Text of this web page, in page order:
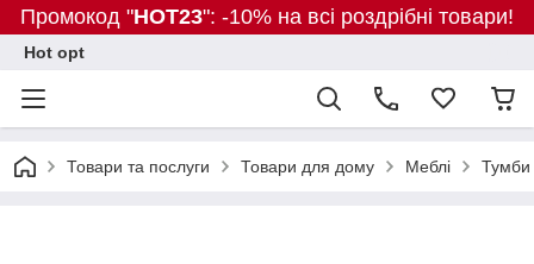
Промокод "HOT23": -10% на всі роздрібні товари!
Hot opt
Товари та послуги Товари для дому Меблі Тумби